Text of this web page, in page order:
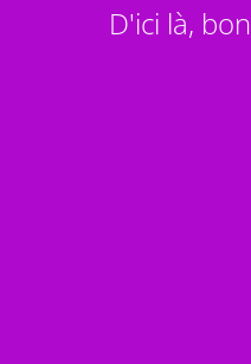
D'ici là,